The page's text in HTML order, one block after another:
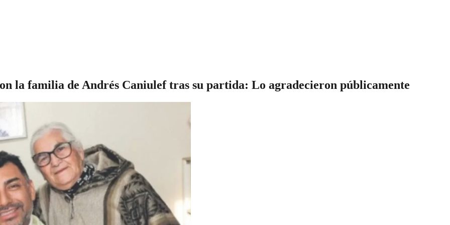
la familia de Andrés Caniulef tras su partida: Lo agradecieron públicamente